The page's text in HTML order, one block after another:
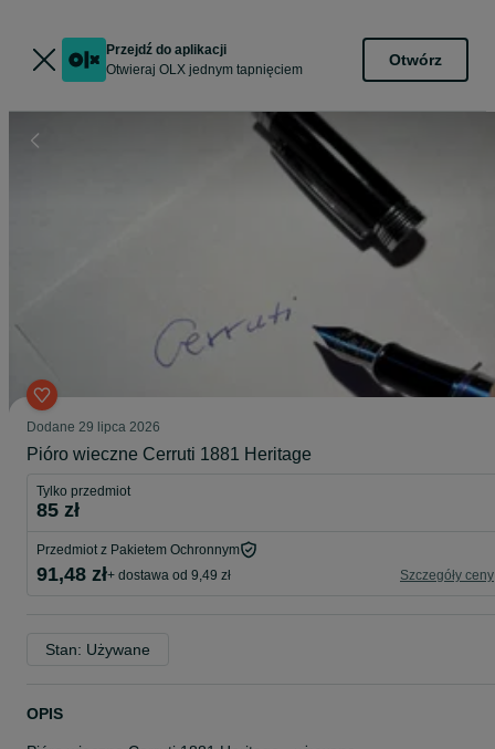
Przejdź do aplikacji
Otwieraj OLX jednym tapnięciem
Otwórz
Dodane 29 lipca 2026
Pióro wieczne Cerruti 1881 Heritage
Tylko przedmiot
85 zł
Przedmiot z Pakietem Ochronnym
91,48 zł+ dostawa od 9,49 zł Szczegóły ceny
Stan: Używane
OPIS